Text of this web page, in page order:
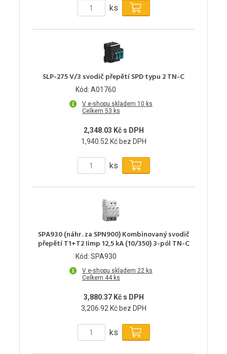
ks
SLP-275 V/3 svodič přepětí SPD typu 2 TN-C
Kód: A01760
V e-shopu skladem 10 ks
Celkem 53 ks
2,348.03 Kč s DPH
1,940.52 Kč bez DPH
ks
SPA930 (náhr. za SPN900) Kombinovaný svodič
přepětí T1+T2 Iimp 12,5 kA (10/350) 3-pól TN-C
Kód: SPA930
V e-shopu skladem 22 ks
Celkem 44 ks
3,880.37 Kč s DPH
3,206.92 Kč bez DPH
ks